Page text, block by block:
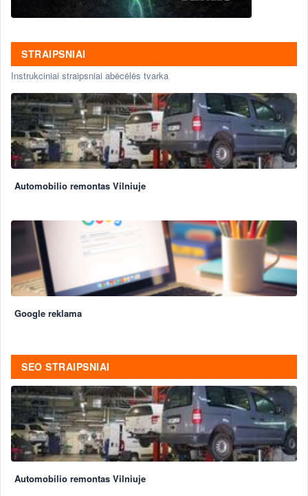
STRAIPSNIAI
Instrukciniai straipsniai abėcėlės tvarka
Automobilio remontas Vilniuje
Google reklama
SEO STRAIPSNIAI
Automobilio remontas Vilniuje